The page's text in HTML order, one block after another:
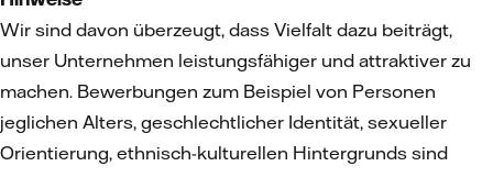
Wir sind davon überzeugt, dass Vielfalt dazu beiträgt,
unser Unternehmen leistungsfähiger und attraktiver zu
machen. Bewerbungen zum Beispiel von Personen
jeglichen Alters, geschlechtlicher Identität, sexueller
Orientierung, ethnisch-kulturellen Hintergrunds sind